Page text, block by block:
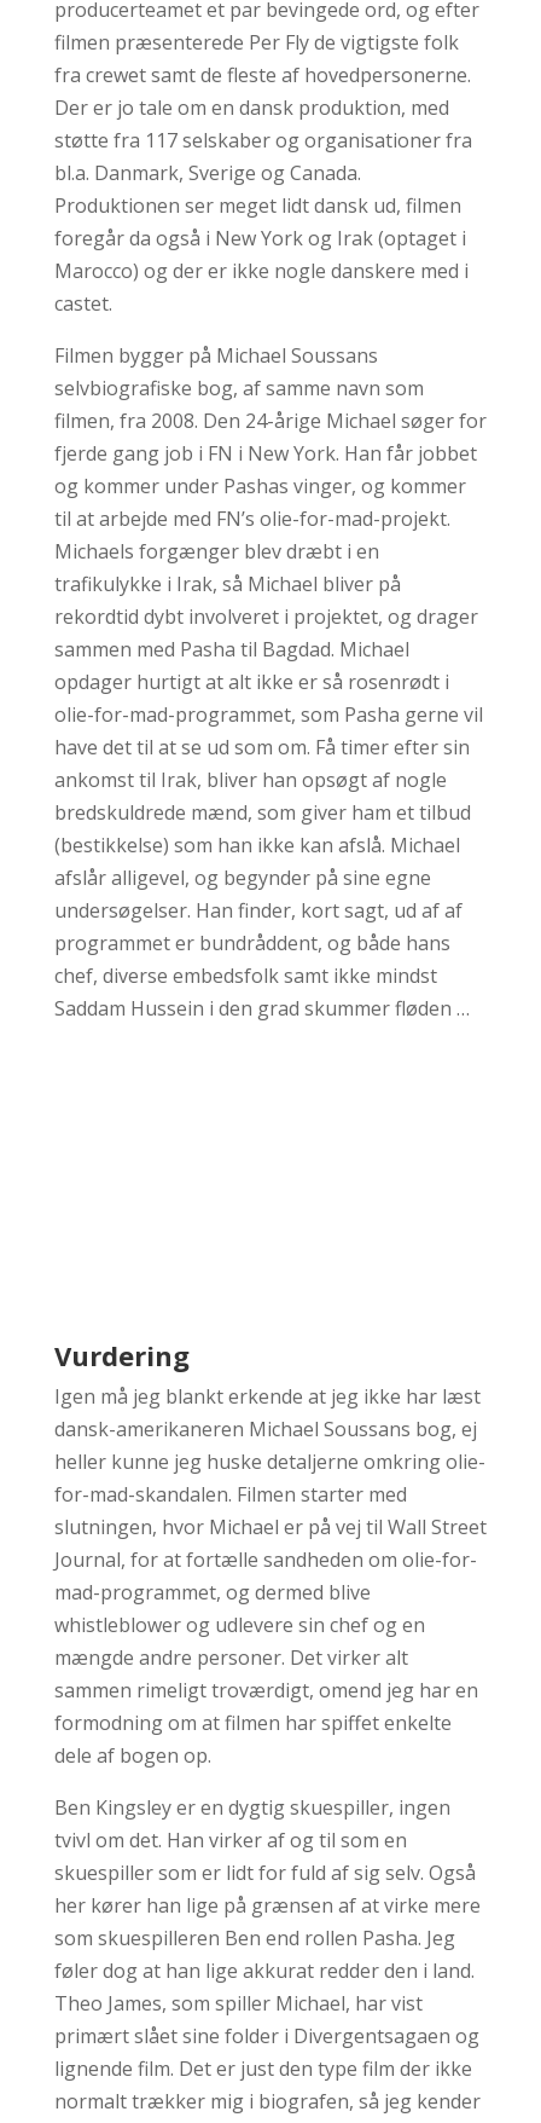
producerteamet et par bevingede ord, og efter
filmen præsenterede Per Fly de vigtigste folk
fra crewet samt de fleste af hovedpersonerne.
Der er jo tale om en dansk produktion, med
støtte fra 117 selskaber og organisationer fra
bl.a. Danmark, Sverige og Canada.
Produktionen ser meget lidt dansk ud, filmen
foregår da også i New York og Irak (optaget i
Marocco) og der er ikke nogle danskere med i
castet.
Filmen bygger på Michael Soussans
selvbiografiske bog, af samme navn som
filmen, fra 2008. Den 24-årige Michael søger for
fjerde gang job i FN i New York. Han får jobbet
og kommer under Pashas vinger, og kommer
til at arbejde med FN’s olie-for-mad-projekt.
Michaels forgænger blev dræbt i en
trafikulykke i Irak, så Michael bliver på
rekordtid dybt involveret i projektet, og drager
sammen med Pasha til Bagdad. Michael
opdager hurtigt at alt ikke er så rosenrødt i
olie-for-mad-programmet, som Pasha gerne vil
have det til at se ud som om. Få timer efter sin
ankomst til Irak, bliver han opsøgt af nogle
bredskuldrede mænd, som giver ham et tilbud
(bestikkelse) som han ikke kan afslå. Michael
afslår alligevel, og begynder på sine egne
undersøgelser. Han finder, kort sagt, ud af af
programmet er bundråddent, og både hans
chef, diverse embedsfolk samt ikke mindst
Saddam Hussein i den grad skummer fløden …
Vurdering
Igen må jeg blankt erkende at jeg ikke har læst
dansk-amerikaneren Michael Soussans bog, ej
heller kunne jeg huske detaljerne omkring olie-
for-mad-skandalen. Filmen starter med
slutningen, hvor Michael er på vej til Wall Street
Journal, for at fortælle sandheden om olie-for-
mad-programmet, og dermed blive
whistleblower og udlevere sin chef og en
mængde andre personer. Det virker alt
sammen rimeligt troværdigt, omend jeg har en
formodning om at filmen har spiffet enkelte
dele af bogen op.
Ben Kingsley er en dygtig skuespiller, ingen
tvivl om det. Han virker af og til som en
skuespiller som er lidt for fuld af sig selv. Også
her kører han lige på grænsen af at virke mere
som skuespilleren Ben end rollen Pasha. Jeg
føler dog at han lige akkurat redder den i land.
Theo James, som spiller Michael, har vist
primært slået sine folder i Divergentsagaen og
lignende film. Det er just den type film der ikke
normalt trækker mig i biografen, så jeg kender